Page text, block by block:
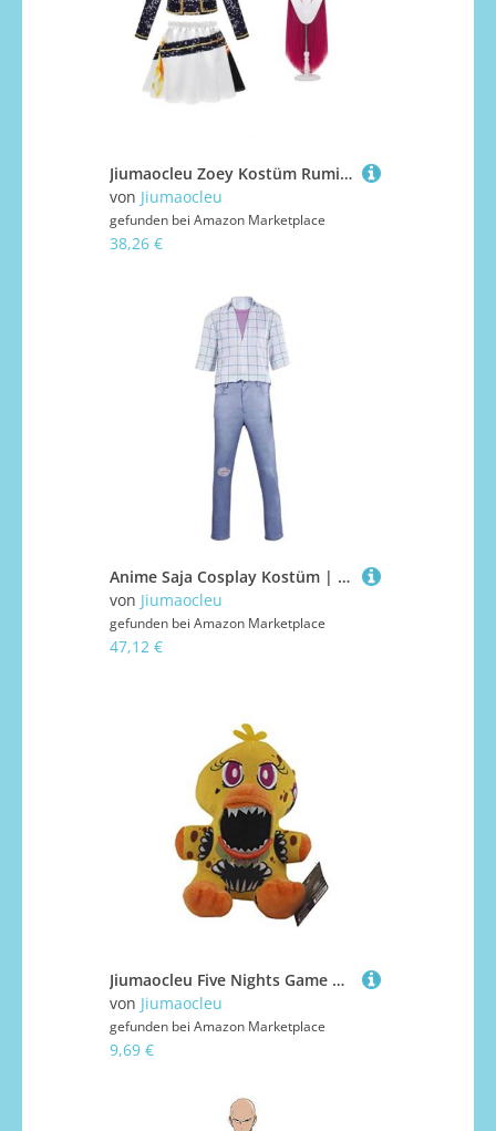
Jiumaocleu Zoey Kostüm Rumi Mira Cosplay | Zoey Cosplay Mira Kostüm für Kinder Verkleidung Komplettes Set Rollenspiel Outfits Halloween Dress Up für Mädchen
von Jiumaocleu
gefunden bei Amazon Marketplace
38,26 €
Anime Saja Cosplay Kostüm | Anime Abby Kostüm mit Jinu Cosplay Mystery Uniform Komplettes Set Halloween Party Karneval Dress Up Bühnenaufführung Uniform für Jungen und Mädchen
von Jiumaocleu
gefunden bei Amazon Marketplace
47,12 €
Jiumaocleu Five Nights Game Plüschfigur für Schwester, Foxy Figuren, Plüschfiguren, Fnaf Plüsch, Weihnachten, Neujahr, Geburtstagsgeschenk, 18 cm
von Jiumaocleu
gefunden bei Amazon Marketplace
9,69 €